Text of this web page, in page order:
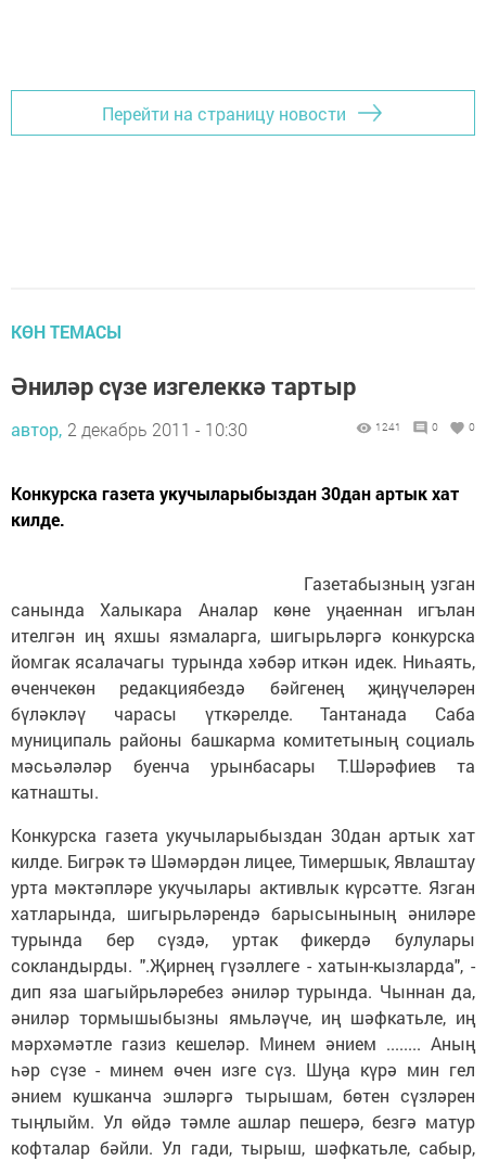
Перейти на страницу новости
КӨН ТЕМАСЫ
Әниләр сүзе изгелеккә тартыр
автор, 2 декабрь 2011 - 10:30 1241 0 0
Конкурска газета укучыларыбыздан 30дан артык хат
килде.
Газетабызның узган
санында Халыкара Аналар көне уңаеннан игълан
ителгән иң яхшы язмаларга, шигырьләргә конкурска
йомгак ясалачагы турында хәбәр иткән идек. Ниһаять,
өченчекөн редакциябездә бәйгенең җиңүчеләрен
бүләкләү чарасы үткәрелде. Тантанада Саба
муниципаль районы башкарма комитетының социаль
мәсьәләләр буенча урынбасары Т.Шәрәфиев та
катнашты.
Конкурска газета укучыларыбыздан 30дан артык хат
килде. Бигрәк тә Шәмәрдән лицее, Тимершык, Явлаштау
урта мәктәпләре укучылары активлык күрсәтте. Язган
хатларында, шигырьләрендә барысынының әниләре
турында бер сүздә, уртак фикердә булулары
сокландырды. ".Җирнең гүзәллеге - хатын-кызларда", -
дип яза шагыйрьләребез әниләр турында. Чыннан да,
әниләр тормышыбызны ямьләүче, иң шәфкатьле, иң
мәрхәмәтле газиз кешеләр. Минем әнием ........ Аның
һәр сүзе - минем өчен изге сүз. Шуңа күрә мин гел
әнием кушканча эшләргә тырышам, бөтен сүзләрен
тыңлыйм. Ул өйдә тәмле ашлар пешерә, безгә матур
кофталар бәйли. Ул гади, тырыш, шәфкатьле, сабыр,